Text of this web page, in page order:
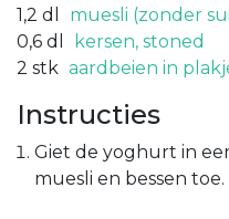
1,2 dl
muesli (zonder
0,6 dl
kersen, stoned
2 stk aardbeien in
Instructies
Giet de yoghurt in
muesli en bessen